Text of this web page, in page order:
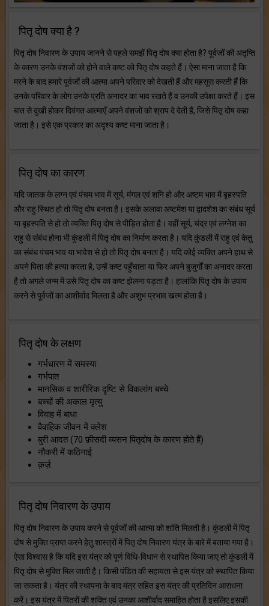
पितृ दोष क्या है ?
पितृ दोष निवारण के उपाय जानने से पहले समझें पितृ दोष क्या होता है? पूर्वजों की अतृप्ति
के कारण उनके वंशजों को होने वाले कष्ट को पितृ दोष कहते हैं। ऐसा माना जाता है कि
मरने के बाद हमारे पूर्वजों की आत्मा अपने परिवार को देखती हैं और महसूस करती हैं कि
उनके परिवार के लोग उनके प्रति अनादर का भाव रखते हैं व उनकी उपेक्षा करते हैं। इस
बात से दुखी होकर दिवंगत आत्माएँ अपने वंशजों को श्राप दे देती हैं, जिसे पितृ दोष कहा
जाता है। इसे एक प्रकार का अदृश्य कष्ट माना जाता है।
पितृ दोष का कारण
यदि जातक के लग्न एवं पंचम भाव में सूर्य, मंगल एवं शनि हो और अष्टम भाव में बृहस्पति
और राहु स्थित हो तो पितृ दोष बनता है। इसके अलावा अष्टमेश या द्वादशेश का संबंध सूर्य
या बृहस्पति से हो तो व्यक्ति पितृ दोष से पीड़ित होता है। वहीं सूर्य, चंद्र एवं लग्नेश का
राहु से संबंध होना भी कुंडली में पितृ दोष का निर्माण करता है। यदि कुंडली में राहु एवं केतु
का संबंध पंचम भाव या भावेश से हो तो पितृ दोष बनता है। यदि कोई व्यक्ति अपने हाथ से
अपने पिता की हत्या करता है, उन्हें कष्ट पहुँचाता या फिर अपने बुजुर्गों का अनादर करता
है तो अगले जन्म में उसे पितृ दोष का कष्ट झेलना पड़ता है। हालांकि पितृ दोष के उपाय
करने से पूर्वजों का आशीर्वाद मिलता है और अशुभ प्रभाव खत्म होता है।
पितृ दोष के लक्षण
गर्भधारण में समस्या
गर्भपात
मानसिक व शारीरिक दृष्टि से विकलांग बच्चे
बच्चों की अकाल मृत्यु
विवाह में बाधा
वैवाहिक जीवन में क्लेश
बुरी आदत (70 फ़ीसदी व्यसन पितृदोष के कारण होते हैं)
नौकरी में कठिनाई
क़र्ज़
पितृ दोष निवारण के उपाय
पितृ दोष निवारण के उपाय करने से पूर्वजों की आत्मा को शांति मिलती है। कुंडली में पितृ
दोष से मुक्ति प्राप्त करने हेतु शास्त्रों में पितृ दोष निवारण यंत्र के बारे में बताया गया है।
ऐसा विश्वास है कि यदि इस यंत्र को पूर्ण विधि-विधान से स्थापित किया जाए तो कुंडली में
पितृ दोष से मुक्ति मिल जाती है। किसी पंडित की सहायता से इस यंत्र को स्थापित किया
जा सकता है। यंत्र की स्थापना के बाद मंत्र सहित इस यंत्र की प्रतिदिन आराधना
करें। इस यंत्र में पितरों की शक्ति एवं उनका आशीर्वाद समाहित होता है इसलिए इसकी